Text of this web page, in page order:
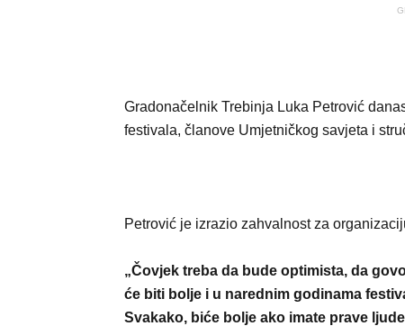
Gradonačelnik Trebinja Luka Petrović
festivala, članove Umjetničkog savjeta i
Petrović je izrazio zahvalnost za
„Čovjek treba da bude optimista, da
će biti bolje i u narednim godinama
Svakako, biće bolje ako imate prave